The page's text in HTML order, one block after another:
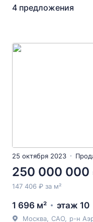
4 предложения
25 октября 2023
250 000 000
147 406 ₽ за м²
1 696 м² этаж 10
Москва САО р-н